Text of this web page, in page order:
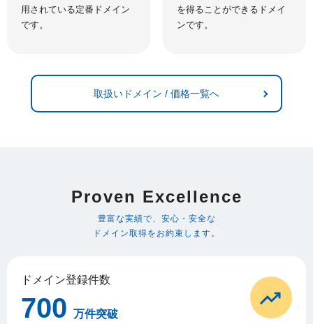
用されている定番ドメイン
です。
を得ることができるドメイ
ンです。
取扱いドメイン / 価格一覧へ
Proven Excellence
豊富な実績で、安心・安全な
ドメイン取得をお約束します。
ドメイン登録件数
700 万件突破